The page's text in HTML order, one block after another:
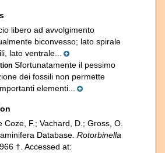
libero ad avvolgimento
biconvesso; lato spirale
lato ventrale...
Sfortunatamente il pessimo
dei fossili non permette
elementi...
Coze, F.; Vachard, D.; Gross, O.
Database. Rotorbinella
†. Accessed at: